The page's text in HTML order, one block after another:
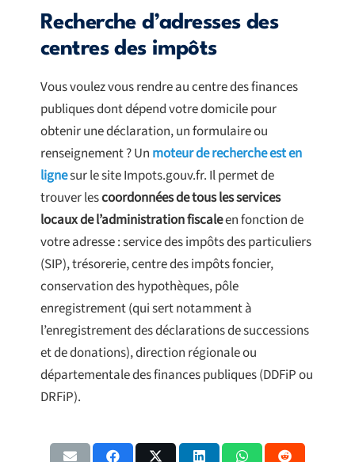
Recherche d’adresses des
centres des impôts
Vous voulez vous rendre au centre des finances
publiques dont dépend votre domicile pour
obtenir une déclaration, un formulaire ou
renseignement ? Un moteur de recherche est en
lignesur le site Impots.gouv.fr. Il permet de
trouver lescoordonnées de tous les services
locaux de l’administration fiscaleen fonction de
votre adresse : service des impôts des particuliers
(SIP), trésorerie, centre des impôts foncier,
conservation des hypothèques, pôle
enregistrement (qui sert notamment à
l’enregistrement des déclarations de successions
et de donations), direction régionale ou
départementale des finances publiques (DDFiP ou
DRFiP).